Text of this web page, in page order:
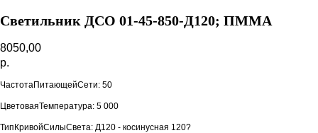
Светильник ДСО 01-45-850-Д120; ПММА
8050,00
р.
ЧастотаПитающейСети: 50
ЦветоваяТемпература: 5 000
ТипКривойСилыСвета: Д120 - косинусная 120?